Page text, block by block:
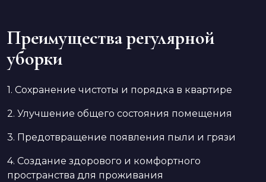
Преимущества регулярной
уборки
1. Сохранение чистоты и порядка в квартире
2. Улучшение общего состояния помещения
3. Предотвращение появления пыли и грязи
4. Создание здорового и комфортного
пространства для проживания